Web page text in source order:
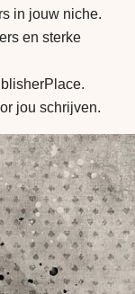
in jouw niche.
en sterke
jou schrijven.